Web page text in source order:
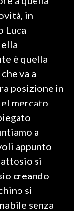
in
Luca
è quella
va a
posizione in
mercato
a
appunto
si
creando
si
senza